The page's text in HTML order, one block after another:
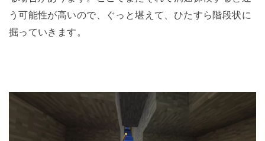
う可能性が高いので、ぐっと堪えて、ひたすら階段状に
掘っていきます。